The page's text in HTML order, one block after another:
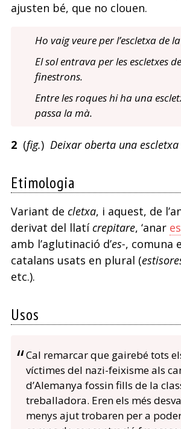
ajusten bé, que no clouen.
Ho vaig veure per l’escletxa de
El sol entrava per les escletxes
finestrons.
Entre les roques hi ha una
passa la mà.
2(fig.) Deixar oberta una escletxa
Etimologia
Variant de cletxa, i aquest, de
derivat del llatícrepitare, ‘anar
amb l’aglutinació d’es-, comuna
catalans usats en plural (
etc.).
Usos
Cal remarcar que gairebé tots
víctimes del nazi-feixisme als
d’Alemanya fossin fills de la
treballadora. Eren els més
menys ajut trobaren per a